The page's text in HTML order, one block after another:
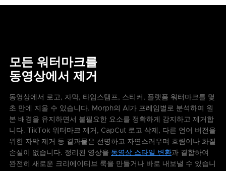
모든 워터마크를
동영상에서 제거
동영상에서 로고, 자막, 타임스탬프, 스티커, 플랫폼 워터마크를 몇
초 만에 지울 수 있습니다. Morph의 AI가 프레임별로 분석하여 원
본 배경을 유지하면서 불필요한 요소를 정확하게 감지하고 제거합
니다. TikTok 워터마크 제거, CapCut 로고 삭제, 다른 언어 버전을
위한 자막 제거 등 결과물은 선명하고 자연스러우며 흐림이나 화질
손실이 없습니다. 정리된 영상을 동영상 스타일 변환과 결합하여
완전히 새로운 크리에이티브 룩을 만들거나 바로 내보낼 수 있습니